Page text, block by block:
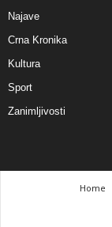
Najave
Crna Kronika
Kultura
Sport
Zanimljivosti
Home